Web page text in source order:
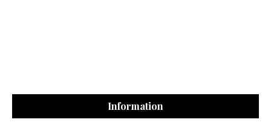
Information